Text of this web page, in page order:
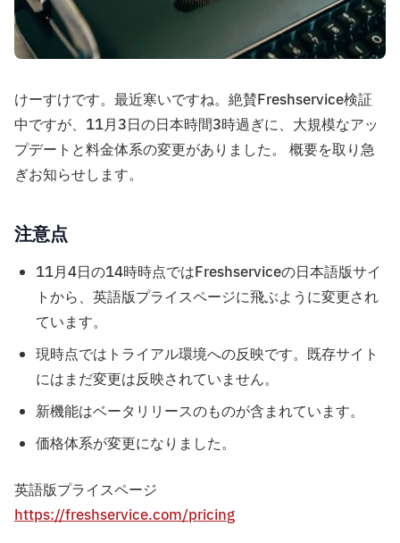
けーすけです。最近寒いですね。絶賛Freshservice検証
中ですが、11月3日の日本時間3時過ぎに、大規模なアッ
プデートと料金体系の変更がありました。 概要を取り急
ぎお知らせします。
注意点
11月4日の14時時点ではFreshserviceの日本語版サイ
トから、英語版プライスページに飛ぶように変更され
ています。
現時点ではトライアル環境への反映です。既存サイト
にはまだ変更は反映されていません。
新機能はベータリリースのものが含まれています。
価格体系が変更になりました。
英語版プライスページ
https://freshservice.com/pricing